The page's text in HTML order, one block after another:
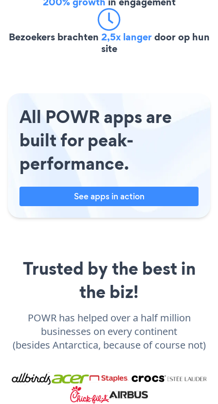
Bezoekers brachten 2,5x langerdoor op hun
site
All POWR apps are
built for peak-
performance.
See apps in action
Trusted by the best in
the biz!
POWR has helped over a half million
businesses on every continent
(besides Antarctica, because of course not)